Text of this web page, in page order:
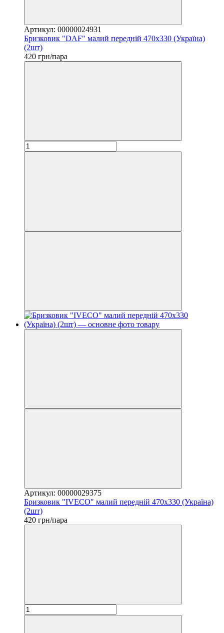
Артикул: 00000024931
Бризковик "DAF" малий передній 470х330 (Україна)
(2шт)
420 грн/пара
Артикул: 00000029375
Бризковик "IVECO" малий передній 470х330 (Україна)
(2шт)
420 грн/пара